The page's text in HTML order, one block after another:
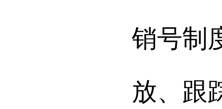
销号制
放、跟